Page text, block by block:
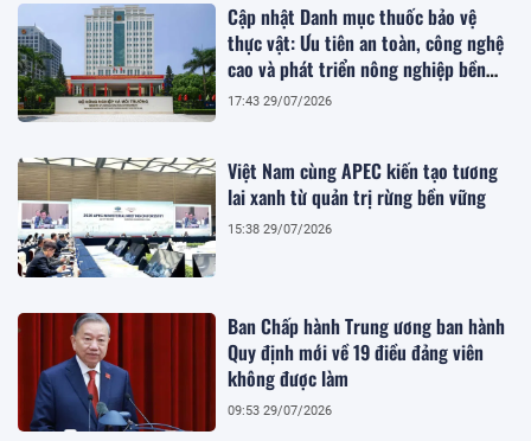
Cập nhật Danh mục thuốc bảo vệ
thực vật: Ưu tiên an toàn, công nghệ
cao và phát triển nông nghiệp bền
vững
17:43 29/07/2026
Việt Nam cùng APEC kiến tạo tương
lai xanh từ quản trị rừng bền vững
15:38 29/07/2026
Ban Chấp hành Trung ương ban hành
Quy định mới về 19 điều đảng viên
không được làm
09:53 29/07/2026